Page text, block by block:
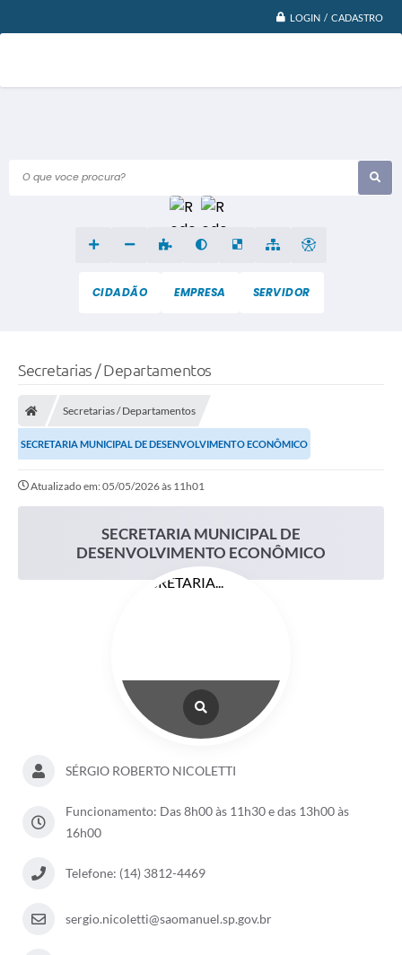
LOGIN / CADASTRO
O que voce procura?
CIDADÃO EMPRESA SERVIDOR
Secretarias / Departamentos
Secretarias / Departamentos
SECRETARIA MUNICIPAL DE DESENVOLVIMENTO ECONÔMICO
Atualizado em: 05/05/2026 às 11h01
SECRETARIA MUNICIPAL DE
DESENVOLVIMENTO ECONÔMICO
SÉRGIO ROBERTO NICOLETTI
Funcionamento: Das 8h00 às 11h30 e das 13h00 às
16h00
Telefone: (14) 3812-4469
sergio.nicoletti@saomanuel.sp.gov.br